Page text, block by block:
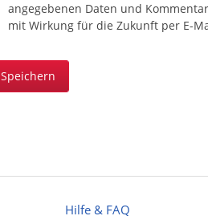
angegebenen Daten und
mit Wirkung für die Zukunft per E-
Speichern
Hilfe & FAQ